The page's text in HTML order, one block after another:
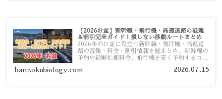
【2026お盆】新幹線・飛行機・高速道路の混雑
＆割引完全ガイド！損しない移動ルートまとめ
2026年のお盆に役立つ新幹線・飛行機・高速道
路の混雑・料金・割引情報を総まとめ。新幹線の
予約や最繁忙期料金、飛行機を安く予約するコ
い移動方法を分かりやすく解説します。
banzokubiology.com 2026.07.15